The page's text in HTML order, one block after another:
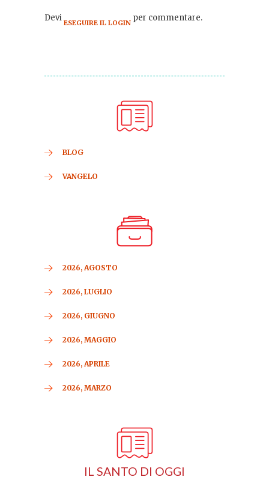
Devi ESEGUIRE IL LOGIN per commentare.
BLOG
VANGELO
2026, AGOSTO
2026, LUGLIO
2026, GIUGNO
2026, MAGGIO
2026, APRILE
2026, MARZO
IL SANTO DI OGGI